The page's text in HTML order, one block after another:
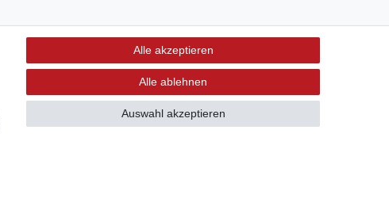
Alle akzeptieren
Alle ablehnen
Auswahl akzeptieren